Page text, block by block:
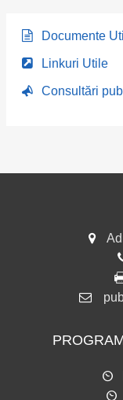
Documente
Linkuri Utile
Consultări